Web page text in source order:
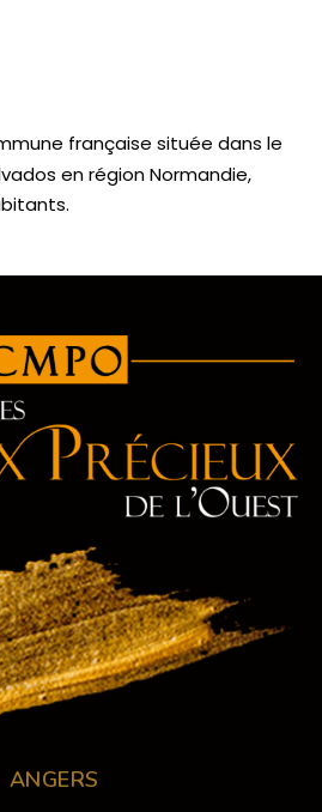
française située dans le
en région Normandie,
ANGERS